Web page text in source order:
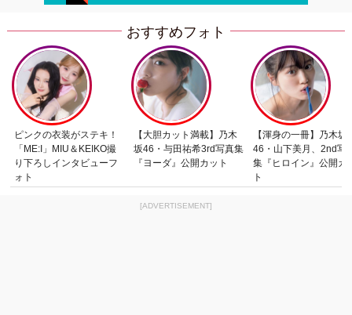
おすすめフォト
ピンクの衣装がステキ！
「ME:I」MIU＆KEIKO撮
り下ろしインタビューフ
ォト
【大胆カット満載】乃木
坂46・与田祐希3rd写真集
『ヨーダ』公開カット
【渾身の一冊】乃木坂
46・山下美月、2nd写
集『ヒロイン』公開カ
ト
[ADVERTISEMENT]